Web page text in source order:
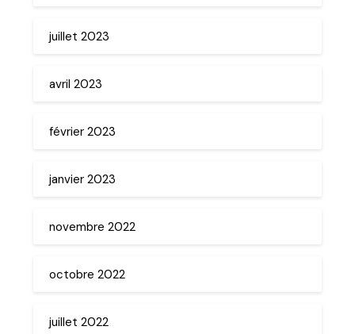
juillet 2023
avril 2023
février 2023
janvier 2023
novembre 2022
octobre 2022
juillet 2022